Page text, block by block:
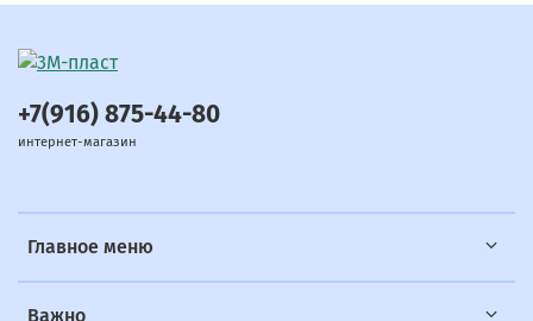
Главное меню
Важно
+7(916) 875-44-80
интернет-магазин